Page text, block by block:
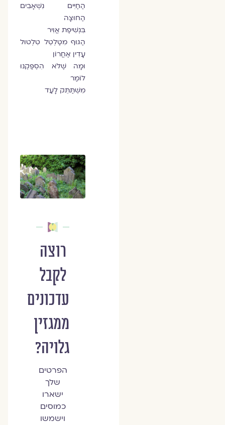
הַחַיִּים נִשְׁאָבִים
הַחוּצָה
בִּנְשִׁיפַת אֲוִיר
הַגּוּף מִטַּלְטֵל טִלְטוּל
עָדִין אַחֲרוֹן
וּמָה שֶׁלֹּא הִסְפַּקְנוּ
לוֹמַר
מִשְׁתַּתֵּק לָעַד
רוצה
לקבל
עדכונים
ממגזין
גלויה?
הפרטים
שלך
ישארו
כמוסים
וישמשו